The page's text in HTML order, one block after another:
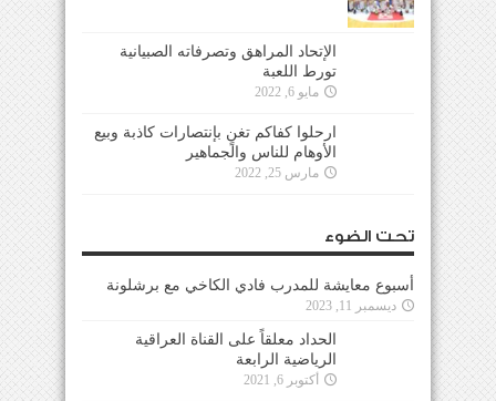
الإتحاد المراهق وتصرفاته الصبيانية
تورط اللعبة
مايو 6, 2022
ارحلوا كفاكم تغنٍ بإنتصارات كاذبة وبيع
الأوهام للناس والجماهير
مارس 25, 2022
تحت الضوء
أسبوع معايشة للمدرب فادي الكاخي مع برشلونة
ديسمبر 11, 2023
الحداد معلقاً على القناة العراقية
الرياضية الرابعة
أكتوبر 6, 2021